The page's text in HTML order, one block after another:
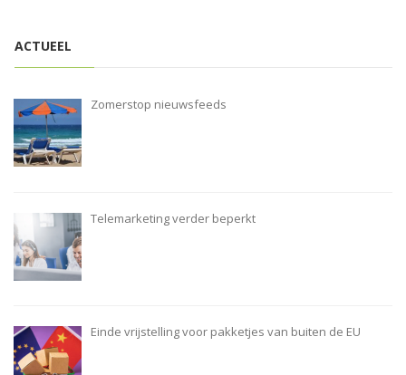
ACTUEEL
Zomerstop nieuwsfeeds
Telemarketing verder beperkt
Einde vrijstelling voor pakketjes van buiten de EU